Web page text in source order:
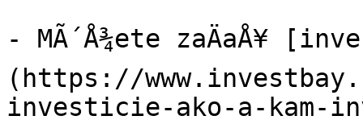
- MÃ´Å¾ete zaÄaÅ¥
(https://
investicie-ako-a-kam-